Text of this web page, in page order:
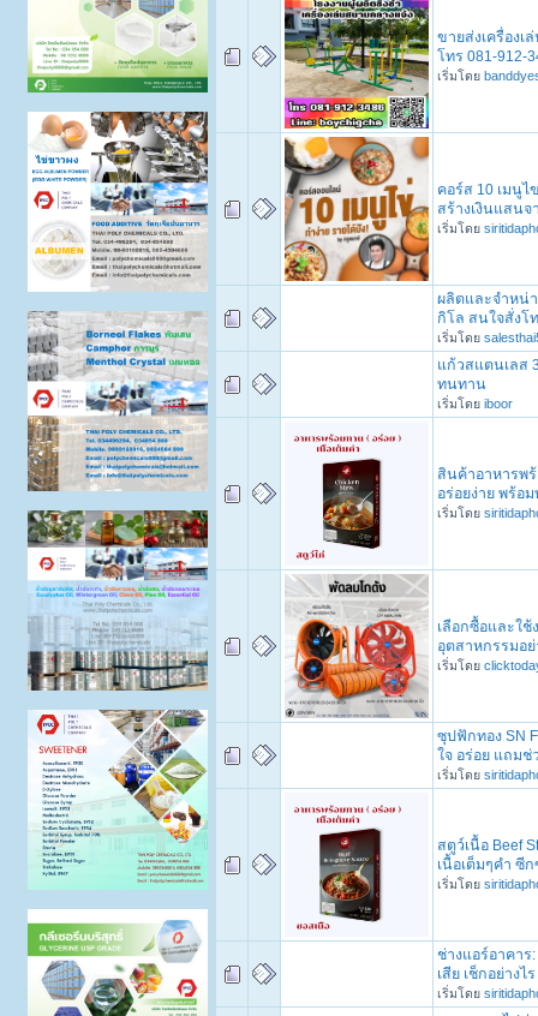
ขายส่งเครื่องเ
โทร 081-912-
เริ่มโดย
คอร์ส 10 เมนูไ
สร้างเงินแสน
เริ่มโดย
ผลิตและจำหน่
กิโล สนใจสั่งโ
เริ่มโดย
แก้วสแตนเลส
ทนทาน
เริ่มโดย iboor
สินค้าอาหารพ
อร่อยง่าย พร้อ
เริ่มโดย
เลือกซื้อและใ
อุตสาหกรรมอ
เริ่มโดย
ซุปฟักทอง SN
ใจ อร่อย แถม
เริ่มโดย
สตูว์เนื้อ Beef
เนื้อเต็มๆคำ ซี
เริ่มโดย
ช่างแอร์อาคาร
เสีย เช็กอย่างไ
เริ่มโดย